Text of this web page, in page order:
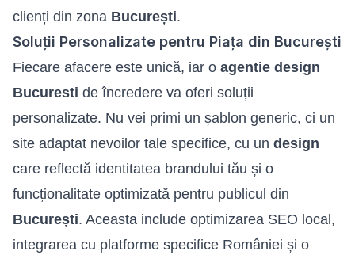
clienți din zona București.
Soluții Personalizate pentru Piața din București
Fiecare afacere este unică, iar o agentie design
Bucuresti de încredere va oferi soluții
personalizate. Nu vei primi un șablon generic, ci un
site adaptat nevoilor tale specifice, cu un design
care reflectă identitatea brandului tău și o
funcționalitate optimizată pentru publicul din
București. Aceasta include optimizarea SEO local,
integrarea cu platforme specifice României și o